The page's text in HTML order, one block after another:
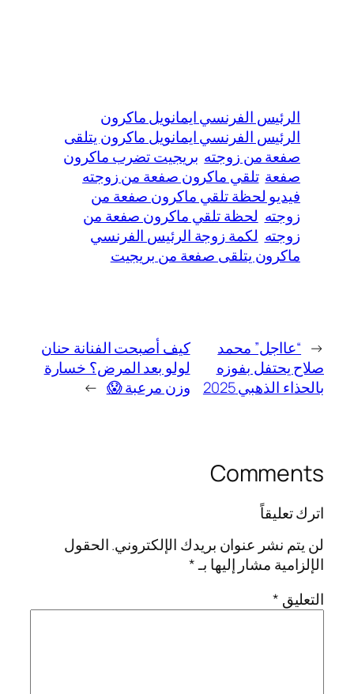
الرئيس الفرنسي ايمانويل ماكرون
الرئيس الفرنسي ايمانويل ماكرون يتلقى
صفعة من زوجته بريجيت تضرب ماكرون
صفعة تلقي ماكرون صفعة من زوجته
فيديو لحظة تلقي ماكرون صفعة من
زوجته لحظة تلقي ماكرون صفعة من
زوجته لكمة زوجة الرئيس الفرنسي
ماكرون يتلقى صفعة من بريجيت
← “عااجل” محمد
صلاح يحتفل بفوزه
بالحذاء الذهبي 2025
كيف أصبحت الفنانة حنان
لولو بعد المرض؟ خسارة
وزن مرعبة 😱 →
Comments
اترك تعليقاً
لن يتم نشر عنوان بريدك الإلكتروني.الحقول
الإلزامية مشار إليها بـ*
التعليق *